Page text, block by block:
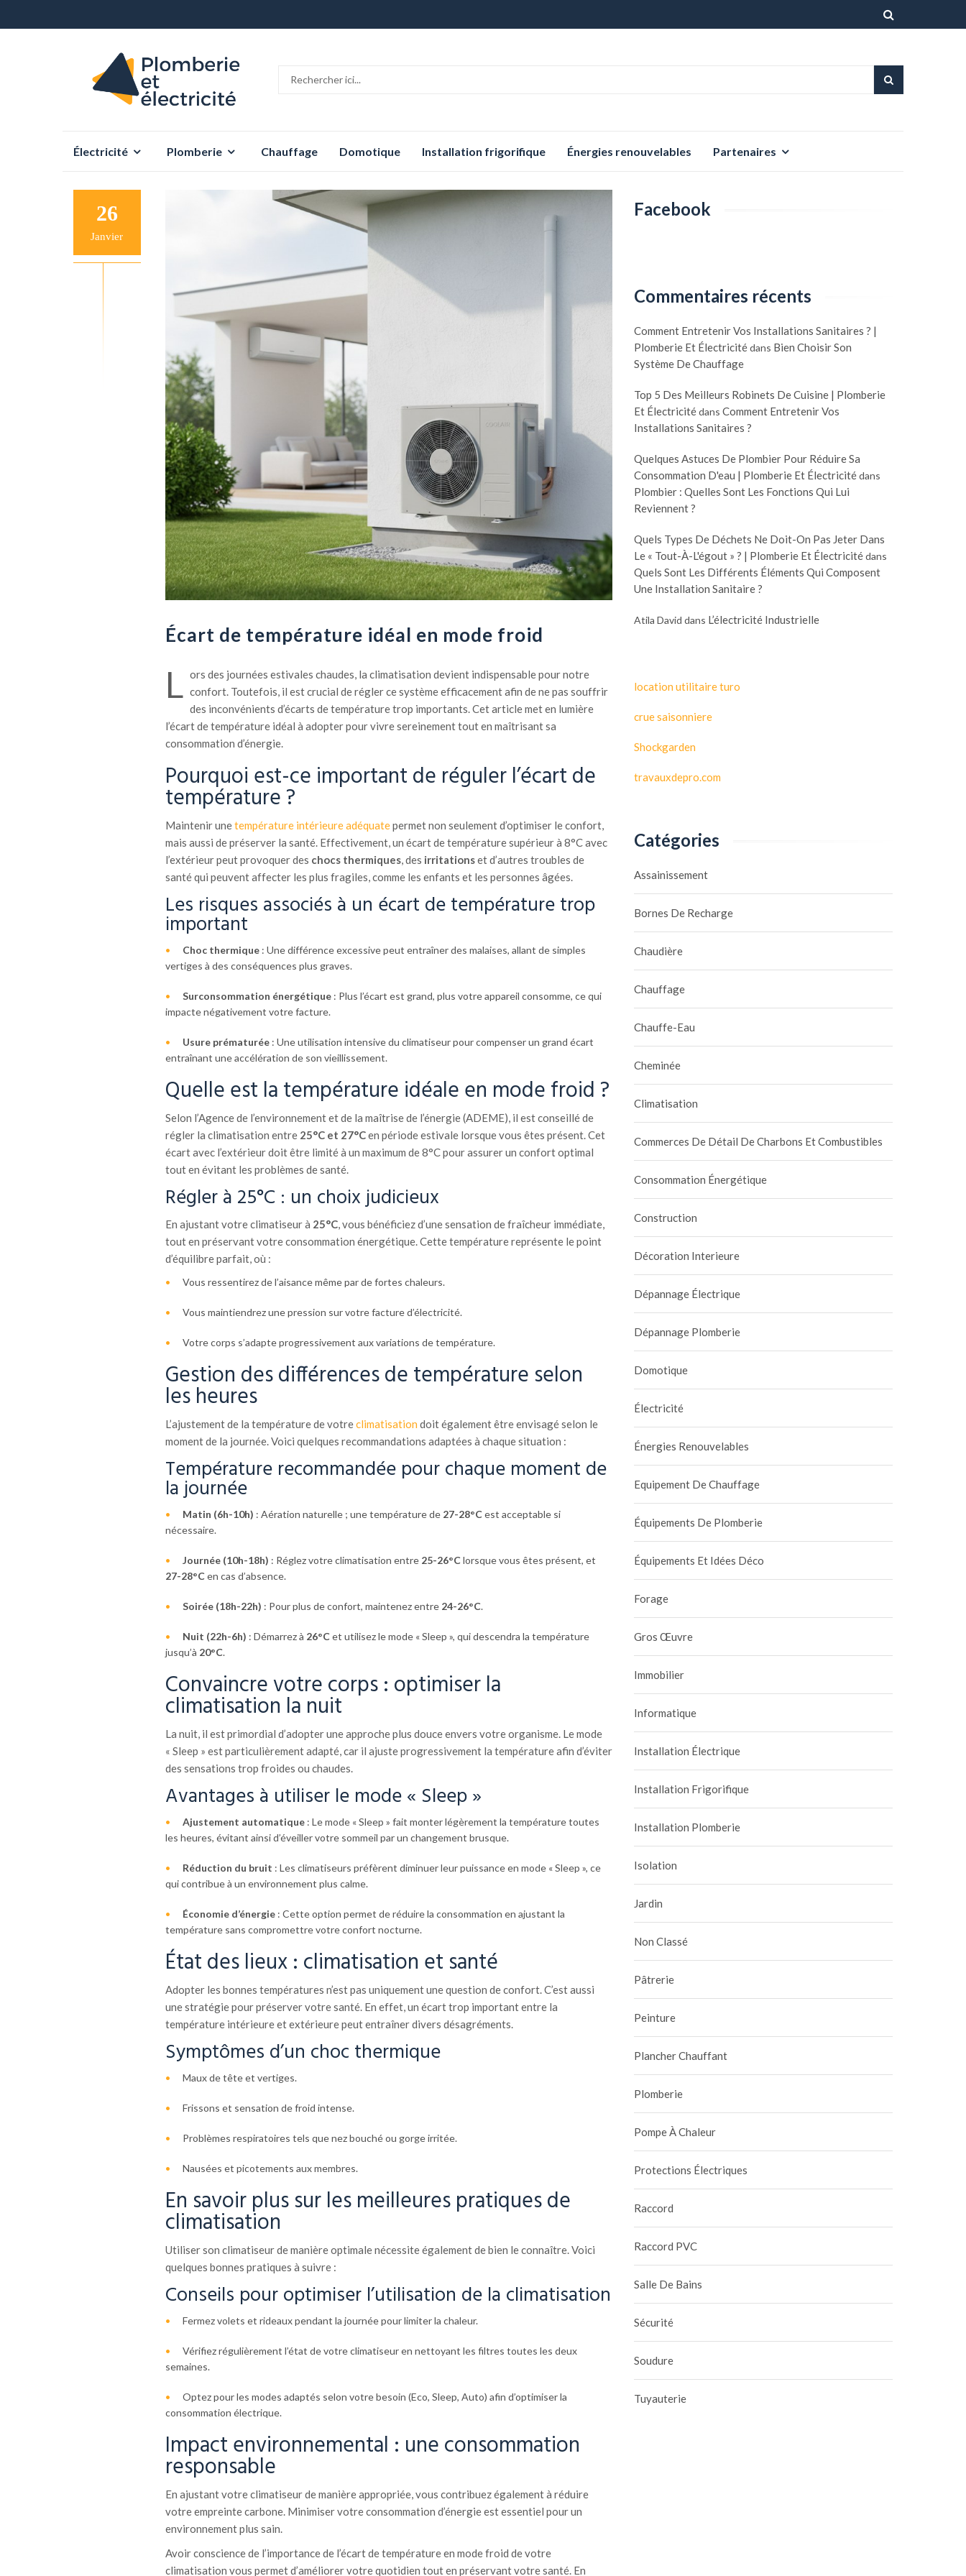
Aller
contenu
Électricité Plomberie Chauffage Domotique Installation frigorifique Énergies renouvelables Partenaires
26
Janvier
Écart de température idéal en mode froid
L ors des journées estivales chaudes, la climatisation devient indispensable pour notre
confort. Toutefois, il est crucial de régler ce système efficacement afin de ne pas souffrir
des inconvénients d’écarts de température trop importants. Cet article met en lumière
l’écart de température idéal à adopter pour vivre sereinement tout en maîtrisant sa
consommation d’énergie.
Pourquoi est-ce important de réguler l’écart de
température ?
Maintenir unetempérature intérieure adéquatepermet non seulement d’optimiser le confort,
mais aussi de préserver la santé. Effectivement, un écart de température supérieur à 8°C avec
l’extérieur peut provoquer des chocs thermiques, des irritationset d’autres troubles de
santé qui peuvent affecter les plus fragiles, comme les enfants et les personnes âgées.
Les risques associés à un écart de température trop
important
Choc thermique: Une différence excessive peut entraîner des malaises, allant de simples
vertiges à des conséquences plus graves.
Surconsommation énergétique: Plus l’écart est grand, plus votre appareil consomme, ce qui
impacte négativement votre facture.
Usure prématurée: Une utilisation intensive du climatiseur pour compenser un grand écart
entraînant une accélération de son vieillissement.
Quelle est la température idéale en mode froid ?
Selon l’Agence de l’environnement et de la maîtrise de l’énergie (ADEME), il est conseillé de
régler la climatisation entre 25°C et 27°Cen période estivale lorsque vous êtes présent. Cet
écart avec l’extérieur doit être limité à un maximum de 8°C pour assurer un confort optimal
tout en évitant les problèmes de santé.
Régler à 25°C : un choix judicieux
En ajustant votre climatiseur à 25°C, vous bénéficiez d’une sensation de fraîcheur immédiate,
tout en préservant votre consommation énergétique. Cette température représente le point
d’équilibre parfait, où :
Vous ressentirez de l’aisance même par de fortes chaleurs.
Vous maintiendrez une pression sur votre facture d’électricité.
Votre corps s’adapte progressivement aux variations de température.
Gestion des différences de température selon
les heures
L’ajustement de la température de votreclimatisation doit également être envisagé selon le
moment de la journée. Voici quelques recommandations adaptées à chaque situation :
Température recommandée pour chaque moment de
la journée
Matin (6h-10h) : Aération naturelle ; une température de 27-28°Cest acceptable si
nécessaire.
Journée (10h-18h) : Réglez votre climatisation entre 25-26°Clorsque vous êtes présent, et
27-28°Cen cas d’absence.
Soirée (18h-22h) : Pour plus de confort, maintenez entre 24-26°C.
Nuit (22h-6h) : Démarrez à 26°Cet utilisez le mode « Sleep », qui descendra la température
jusqu’à 20°C.
Convaincre votre corps : optimiser la
climatisation la nuit
La nuit, il est primordial d’adopter une approche plus douce envers votre organisme. Le mode
« Sleep » est particulièrement adapté, car il ajuste progressivement la température afin d’éviter
des sensations trop froides ou chaudes.
Avantages à utiliser le mode « Sleep »
Ajustement automatique: Le mode « Sleep » fait monter légèrement la température toutes
les heures, évitant ainsi d’éveiller votre sommeil par un changement brusque.
Réduction du bruit : Les climatiseurs préfèrent diminuer leur puissance en mode « Sleep », ce
qui contribue à un environnement plus calme.
Économie d’énergie: Cette option permet de réduire la consommation en ajustant la
température sans compromettre votre confort nocturne.
État des lieux : climatisation et santé
Adopter les bonnes températures n’est pas uniquement une question de confort. C’est aussi
une stratégie pour préserver votre santé. En effet, un écart trop important entre la
température intérieure et extérieure peut entraîner divers désagréments.
Symptômes d’un choc thermique
Maux de tête et vertiges.
Frissons et sensation de froid intense.
Problèmes respiratoires tels que nez bouché ou gorge irritée.
Nausées et picotements aux membres.
En savoir plus sur les meilleures pratiques de
climatisation
Utiliser son climatiseur de manière optimale nécessite également de bien le connaître. Voici
quelques bonnes pratiques à suivre :
Conseils pour optimiser l’utilisation de la climatisation
Fermez volets et rideaux pendant la journée pour limiter la chaleur.
Vérifiez régulièrement l’état de votre climatiseur en nettoyant les filtres toutes les deux
semaines.
Optez pour les modes adaptés selon votre besoin (Eco, Sleep, Auto) afin d’optimiser la
consommation électrique.
Impact environnemental : une consommation
responsable
En ajustant votre climatiseur de manière appropriée, vous contribuez également à réduire
votre empreinte carbone. Minimiser votre consommation d’énergie est essentiel pour un
environnement plus sain.
Avoir conscience de l’importance de l’écart de température en mode froid de votre
climatisation vous permet d’améliorer votre quotidien tout en préservant votre santé. En
Facebook
Commentaires récents
Comment Entretenir Vos Installations Sanitaires ? |
Plomberie Et Électricitédans Bien Choisir Son
Système De Chauffage
Top 5 Des Meilleurs Robinets De Cuisine | Plomberie
Et Électricitédans Comment Entretenir Vos
Installations Sanitaires ?
Quelques Astuces De Plombier Pour Réduire Sa
Consommation D'eau | Plomberie Et Électricitédans
Plombier : Quelles Sont Les Fonctions Qui Lui
Reviennent ?
Quels Types De Déchets Ne Doit-On Pas Jeter Dans
Le « Tout-À-L'égout » ? | Plomberie Et Électricitédans
Quels Sont Les Différents Éléments Qui Composent
Une Installation Sanitaire ?
Atila David dans L’électricité Industrielle
location utilitaire turo
crue saisonniere
Shockgarden
travauxdepro.com
Catégories
Assainissement
Bornes De Recharge
Chaudière
Chauffage
Chauffe-Eau
Cheminée
Climatisation
Commerces De Détail De Charbons Et Combustibles
Consommation Énergétique
Construction
Décoration Interieure
Dépannage Électrique
Dépannage Plomberie
Domotique
Électricité
Énergies Renouvelables
Equipement De Chauffage
Équipements De Plomberie
Équipements Et Idées Déco
Forage
Gros Œuvre
Immobilier
Informatique
Installation Électrique
Installation Frigorifique
Installation Plomberie
Isolation
Jardin
Non Classé
Pâtrerie
Peinture
Plancher Chauffant
Plomberie
Pompe À Chaleur
Protections Électriques
Raccord
Raccord PVC
Salle De Bains
Sécurité
Soudure
Tuyauterie